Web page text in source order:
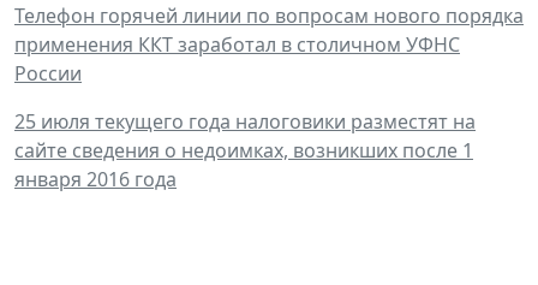
Телефон горячей линии по вопросам нового порядка
применения ККТ заработал в столичном УФНС
России
25 июля текущего года налоговики разместят на
сайте сведения о недоимках, возникших после 1
января 2016 года